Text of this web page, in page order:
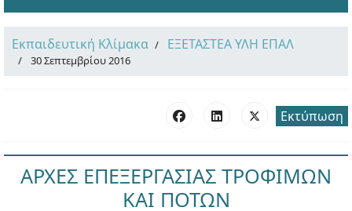
Εκπαιδευτική Κλίμακα ΕΞΕΤΑΣΤΕΑ ΥΛΗ ΕΠΑΛ
30 Σεπτεμβρίου 2016
Εκτύπωση
ΑΡΧΕΣ ΕΠΕΞΕΡΓΑΣΙΑΣ ΤΡΟΦΙΜΩΝ
ΚΑΙ ΠΟΤΩΝ